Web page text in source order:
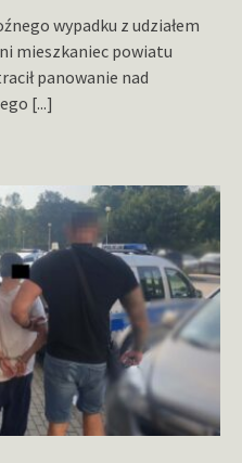
wypadku z udziałem
mieszkaniec powiatu
panowanie nad
[...]